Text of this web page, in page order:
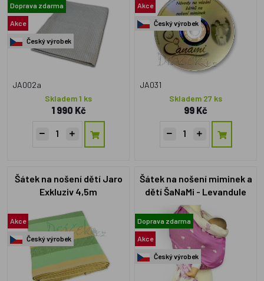
Doprava zdarma
Akce
Český výrobek
JA002a
Skladem 1 ks
1 990 Kč
Akce
Český výrobek
JA031
Skladem 27 ks
99 Kč
Šátek na nošení dětí Jaro
Exkluziv 4,5m
Akce
Český výrobek
Šátek na nošení miminek a
dětí ŠaNaMi - Levandule
4,5m + DVD s návody
zdarma
Doprava zdarma
Akce
Český výrobek